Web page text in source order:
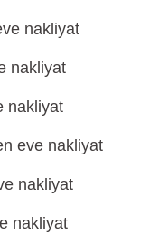
nakliyat
nakliyat
nakliyat
eve nakliyat
nakliyat
nakliyat